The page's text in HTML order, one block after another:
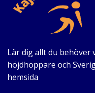
Lär dig allt du behöver
höjdhoppare och
hemsida